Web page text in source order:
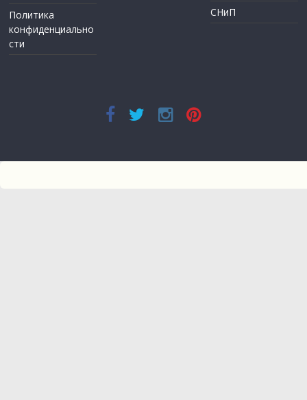
Политика
конфиденциально
сти
СНиП